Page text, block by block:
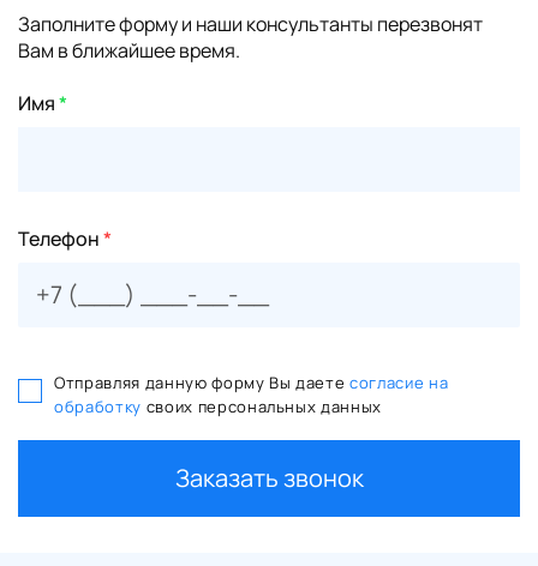
Заполните форму и наши консультанты перезвонят
Вам в ближайшее время.
Имя*
Телефон*
Отправляя данную форму Вы даете согласие на
обработку своих персональных данных
Заказать звонок